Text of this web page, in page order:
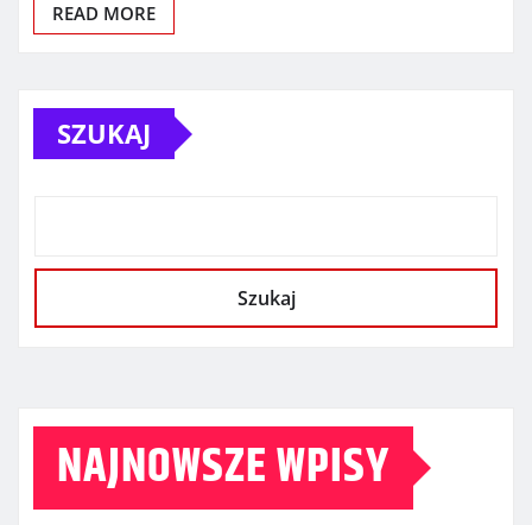
READ MORE
SZUKAJ
Szukaj
NAJNOWSZE WPISY